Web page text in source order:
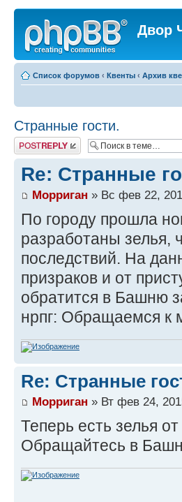
Двор
Список форумов ‹ Квенты ‹ Архив
Странные гости.
Ответить
Re: Странные
Морриган » Вс фев 22,
По городу прошла
разработаны зелья,
последствий. На
призраков и от
обратится в Башню
нрпг: Обращаемся к
Re: Странные
Морриган » Вт фев 24,
Теперь есть зелья
Обращайтесь в